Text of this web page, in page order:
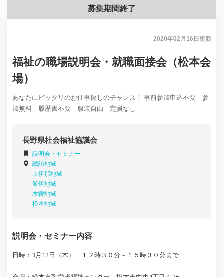
募集期間終了
2020年02月16日 更新
福祉の職場説明会・就職面接会（松本会
場）
あなたにピッタリのお仕事探しのチャンス！ 事前参加申込不要 参
加無料 履歴書不要 服装自由 定員なし
長野県社会福祉協議会
説明会・セミナー
諏訪地域
上伊那地域
飯伊地域
木曽地域
松本地域
説明会・セミナー内容
日時：3月12日（木） １２時３０分～１５時３０分まで